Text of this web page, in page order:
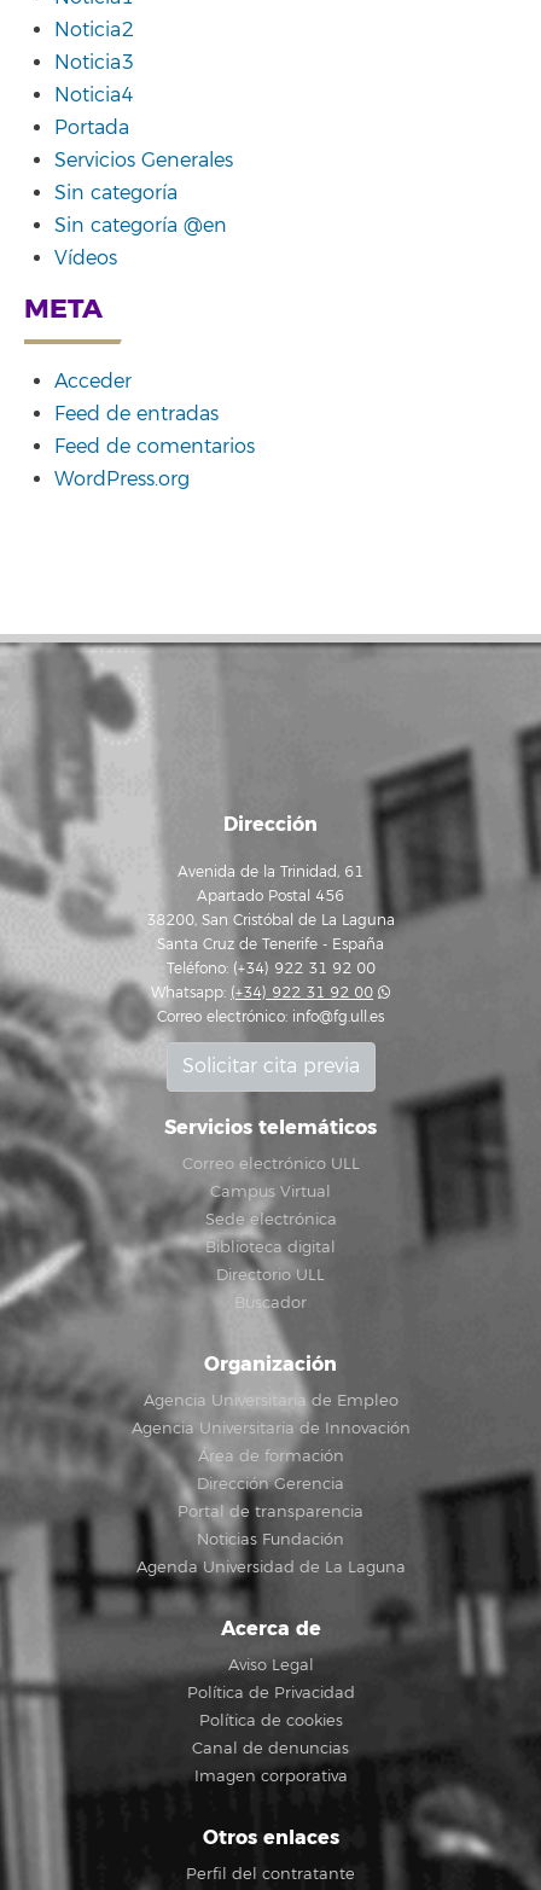
Noticia2
Noticia3
Noticia4
Portada
Servicios Generales
Sin categoría
Sin categoría @en
Vídeos
META
Acceder
Feed de entradas
Feed de comentarios
WordPress.org
Dirección
Avenida de la Trinidad, 61
Apartado Postal 456
38200, San Cristóbal de La Laguna
Santa Cruz de Tenerife - España
Teléfono: (+34) 922 31 92 00
Whatsapp: (+34) 922 31 92 00
Correo electrónico: info@fg.ull.es
Solicitar cita previa
Servicios telemáticos
Correo electrónico ULL
Campus Virtual
Sede electrónica
Biblioteca digital
Directorio ULL
Buscador
Organización
Agencia Universitaria de Empleo
Agencia Universitaria de Innovación
Área de formación
Dirección Gerencia
Portal de transparencia
Noticias Fundación
Agenda Universidad de La Laguna
Acerca de
Aviso Legal
Política de Privacidad
Política de cookies
Canal de denuncias
Imagen corporativa
Otros enlaces
Perfil del contratante